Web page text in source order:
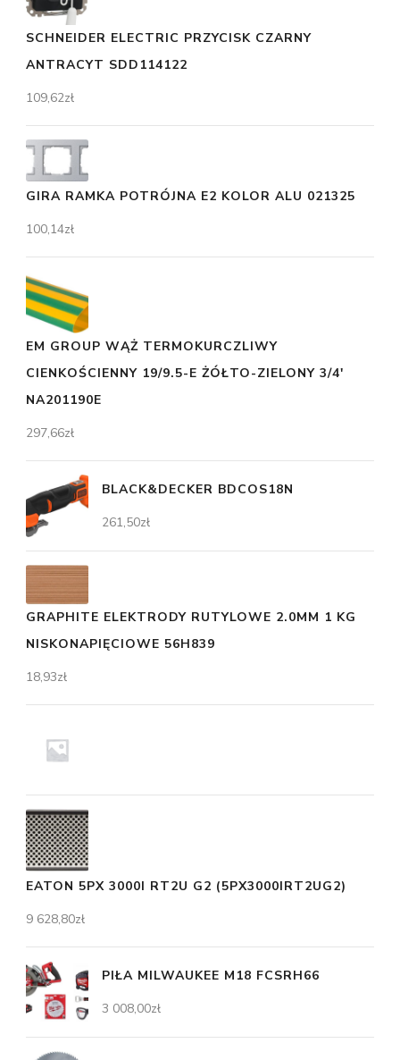
SCHNEIDER ELECTRIC PRZYCISK CZARNY
ANTRACYT SDD114122
109,62zł
GIRA RAMKA POTRÓJNA E2 KOLOR ALU 021325
100,14zł
EM GROUP WĄŻ TERMOKURCZLIWY
CIENKOŚCIENNY 19/9.5-E ŻÓŁTO-ZIELONY 3/4'
NA201190E
297,66zł
BLACK&DECKER BDCOS18N
261,50zł
GRAPHITE ELEKTRODY RUTYLOWE 2.0MM 1 KG
NISKONAPIĘCIOWE 56H839
18,93zł
EATON 5PX 3000I RT2U G2 (5PX3000IRT2UG2)
9 628,80zł
PIŁA MILWAUKEE M18 FCSRH66
3 008,00zł